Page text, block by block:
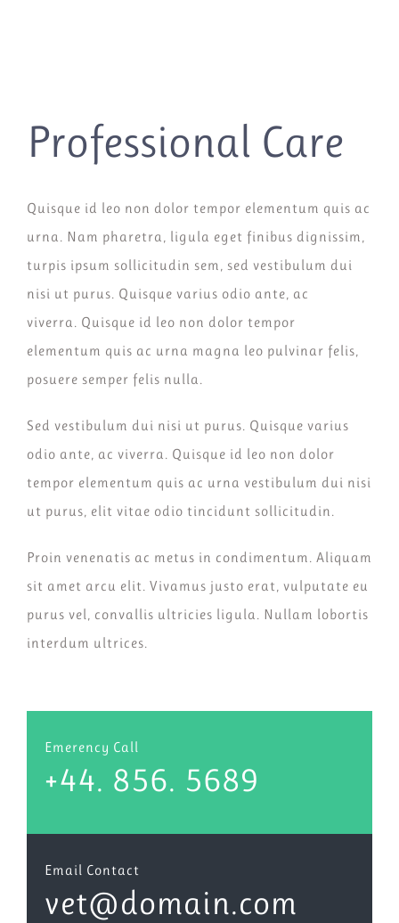
Professional Care
Quisque id leo non dolor tempor elementum quis ac
urna. Nam pharetra, ligula eget finibus dignissim,
turpis ipsum sollicitudin sem, sed vestibulum dui
nisi ut purus. Quisque varius odio ante, ac
viverra. Quisque id leo non dolor tempor
elementum quis ac urna magna leo pulvinar felis,
posuere semper felis nulla.
Sed vestibulum dui nisi ut purus. Quisque varius
odio ante, ac viverra. Quisque id leo non dolor
tempor elementum quis ac urna vestibulum dui nisi
ut purus, elit vitae odio tincidunt sollicitudin.
Proin venenatis ac metus in condimentum. Aliquam
sit amet arcu elit. Vivamus justo erat, vulputate eu
purus vel, convallis ultricies ligula. Nullam lobortis
interdum ultrices.
Emerency Call
+44. 856. 5689
Email Contact
vet@domain.com